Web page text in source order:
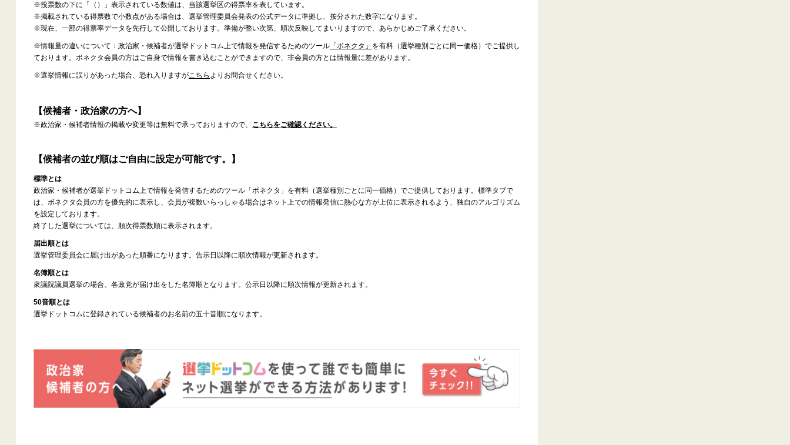
※投票数の下に「（）」表示されている数値は、当該選挙区の得票率を表しています。
※掲載されている得票数で小数点がある場合は、選挙管理委員会発表の公式データに準拠し、按分された数字になります。
※現在、一部の得票率データを先行して公開しております。準備が整い次第、順次反映してまいりますので、あらかじめご了承ください。
※情報量の違いについて：政治家・候補者が選挙ドットコム上で情報を発信するためのツール「ボネクタ」 を有料（選挙種別ごとに同一価格）でご提供し
ております。ボネクタ会員の方はご自身で情報を書き込むことができますので、非会員の方とは情報量に差があります。
※選挙情報に誤りがあった場合、恐れ入りますがこちら よりお問合せください。
【候補者・政治家の方へ】
※政治家・候補者情報の掲載や変更等は無料で承っておりますので、 こちらをご確認ください。
【候補者の並び順はご自由に設定が可能です。】
標準とは
政治家・候補者が選挙ドットコム上で情報を発信するためのツール「ボネクタ」を有料（選挙種別ごとに同一価格）でご提供しております。標準タブで
は、ボネクタ会員の方を優先的に表示し、会員が複数いらっしゃる場合はネット上での情報発信に熱心な方が上位に表示されるよう、独自のアルゴリズム
を設定しております。
終了した選挙については、順次得票数順に表示されます。
届出順とは
選挙管理委員会に届け出があった順番になります。告示日以降に順次情報が更新されます。
名簿順とは
衆議院議員選挙の場合、各政党が届け出をした名簿順となります。公示日以降に順次情報が更新されます。
50音順とは
選挙ドットコムに登録されている候補者のお名前の五十音順になります。